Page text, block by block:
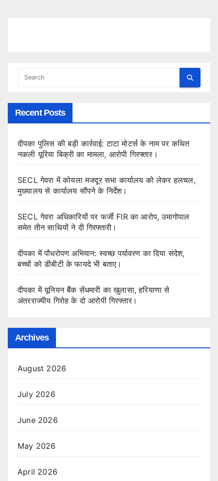
Recent Posts
दीपका पुलिस की बड़ी कार्रवाई: टाटा मोटर्स के नाम पर कथित
नकली यूरिया बिक्री का मामला, आरोपी गिरफ्तार।
SECL गेवरा में कोयला मजदूर सभा कार्यालय को लेकर हलचल,
मुख्यालय से कार्यालय सौंपने के निर्देश।
SECL गेवरा अधिकारियों पर फर्जी FIR का आरोप, उमागोपाल
समेत तीन साथियों ने दी गिरफ्तारी।
दीपका में पौधरोपण अभियान: स्वच्छ पर्यावरण का दिया संदेश,
बच्चों को डीबीटी के फायदे भी बताए।
दीपका में यूनियन बैंक सेंधमारी का खुलासा, हरियाणा से
अंतरराज्यीय गिरोह के दो आरोपी गिरफ्तार।
Archives
August 2026
July 2026
June 2026
May 2026
April 2026